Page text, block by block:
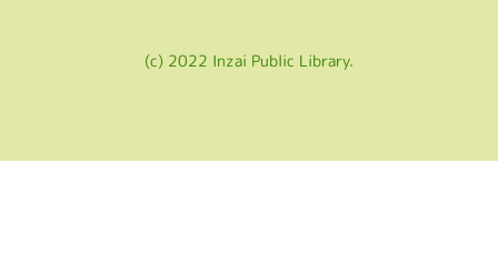
(c) 2022 Inzai Public Library.